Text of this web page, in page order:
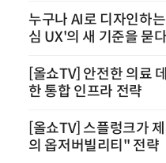
누구나 AI로 디자인하
심 UX'의 새 기준을 묻다
[올쇼TV] 안전한 의료
한 통합 인프라 전략
[올쇼TV] 스플렁크가
의 옵저버빌리티" 전략